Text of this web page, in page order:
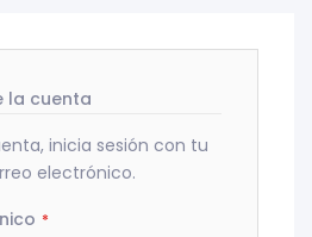
la cuenta
inicia sesión con tu
electrónico.